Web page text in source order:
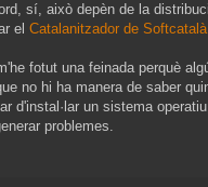
sí, això depèn de la
el Catalanitzador de Softcatalà
fotut una feinada perquè
no hi ha manera de saber
d'instal·lar un sistema
problemes.